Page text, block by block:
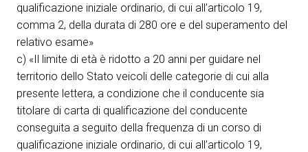
qualificazione iniziale ordinario, di cui all’articolo 19,
comma 2, della durata di 280 ore e del superamento del
relativo esame»
c) «Il limite di età è ridotto a 20 anni per guidare nel
territorio dello Stato veicoli delle categorie di cui alla
presente lettera, a condizione che il conducente sia
titolare di carta di qualificazione del conducente
conseguita a seguito della frequenza di un corso di
qualificazione iniziale ordinario, di cui all’articolo 19,